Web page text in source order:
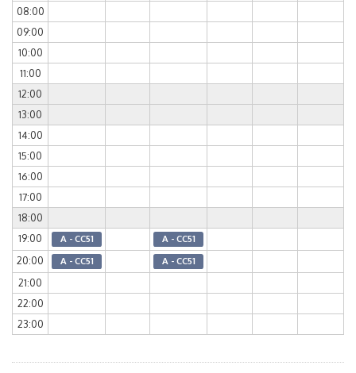
08:00
09:00
10:00
11:00
12:00
13:00
14:00
15:00
16:00
17:00
18:00
19:00
A - CC51 A - CC51
20:00 A - CC51 A - CC51
21:00
22:00
23:00